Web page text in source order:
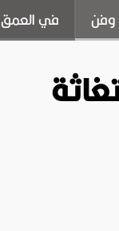
وفن في العمق